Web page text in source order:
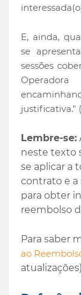
E, ainda,
se
sessões
justificativa."
Lembre-se:
neste texto
se aplicar a
contrato e a
para obter
reembolso
Para saber
ao
atualizações)